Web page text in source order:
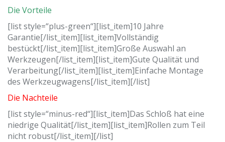
Die Vorteile
[list style=“plus-green“][list_item]10 Jahre
Garantie[/list_item][list_item]Vollständig
bestückt[/list_item][list_item]Große Auswahl an
Werkzeugen[/list_item][list_item]Gute Qualität und
Verarbeitung[/list_item][list_item]Einfache Montage
des Werkzeugwagens[/list_item][/list]
Die Nachteile
[list style=“minus-red“][list_item]Das Schloß hat eine
niedrige Qualität[/list_item][list_item]Rollen zum Teil
nicht robust[/list_item][/list]